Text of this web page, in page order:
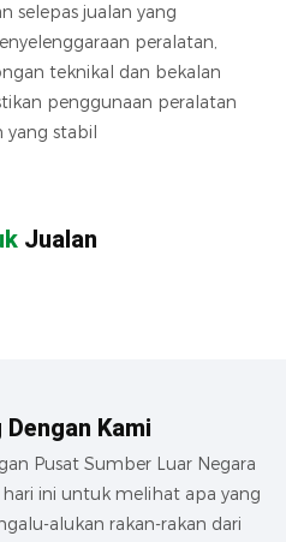
selepas jualan yang
peralatan,
teknikal dan bekalan
penggunaan peralatan
yang stabil
Jualan
Kami
Pusat Sumber Luar Negara
ini untuk melihat apa yang
alukan rakan-rakan dari